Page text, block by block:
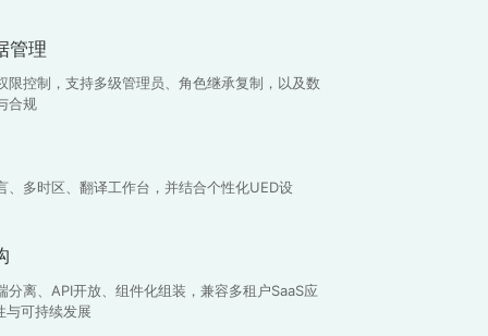
管理
限控制，支持多级管理员、角色继承复制，以及数
合规
、多时区、翻译工作台，并结合个性化UED设
分离、API开放、组件化组装，兼容多租户SaaS应
与可持续发展